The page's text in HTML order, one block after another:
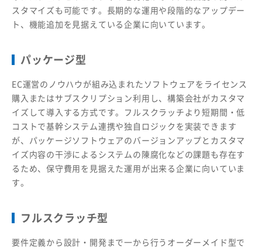
スタマイズも可能です。長期的な運用や段階的なアップデー
ト、機能追加を見据えている企業に向いています。
パッケージ型
EC運営のノウハウが組み込まれたソフトウェアをライセンス
購入またはサブスクリプション利用し、構築会社がカスタマ
イズして導入する方式です。フルスクラッチより短期間・低
コストで基幹システム連携や独自ロジックを実装できます
が、パッケージソフトウェアのバージョンアップとカスタマ
イズ内容の干渉によるシステムの陳腐化などの課題も存在す
るため、保守費用を見据えた運用が出来る企業に向いていま
す。
フルスクラッチ型
要件定義から設計・開発まで一から行うオーダーメイド型で